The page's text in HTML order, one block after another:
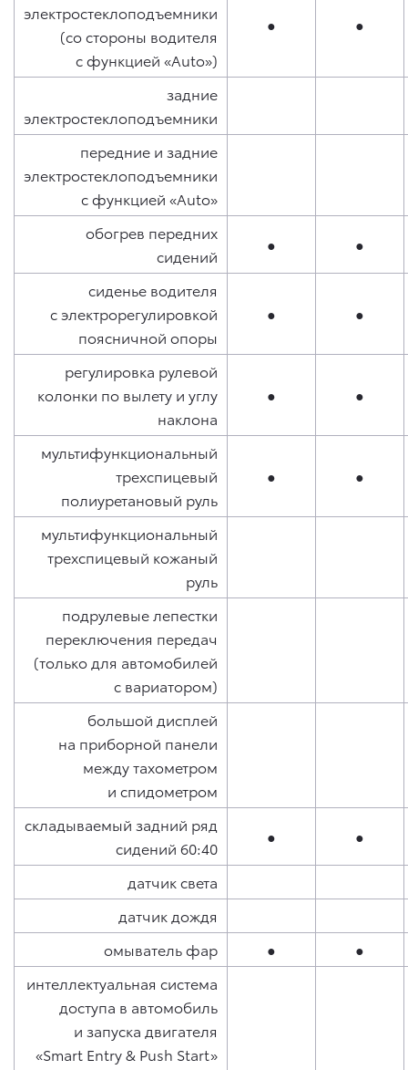
электростеклоподъемники
(со стороны водителя
с функцией «Auto»)
● ●
задние
электростеклоподъемники
передние и задние
электростеклоподъемники
с функцией «Auto»
обогрев передних
сидений
● ●
сиденье водителя
с электрорегулировкой
поясничной опоры
● ●
регулировка рулевой
колонки по вылету и углу
наклона
● ●
мультифункциональный
трехспицевый
полиуретановый руль
● ●
мультифункциональный
трехспицевый кожаный
руль
подрулевые лепестки
переключения передач
(только для автомобилей
с вариатором)
большой дисплей
на приборной панели
между тахометром
и спидометром
складываемый задний ряд
сидений 60:40
● ●
датчик света
датчик дождя
омыватель фар
●
●
интеллектуальная система
доступа в автомобиль
и запуска двигателя
«Smart Entry & Push Start»